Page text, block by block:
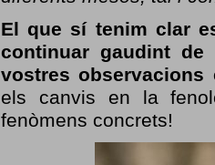
El que sí tenim clar
continuar gaudint
vostres
els canvis en la
fenòmens concrets!